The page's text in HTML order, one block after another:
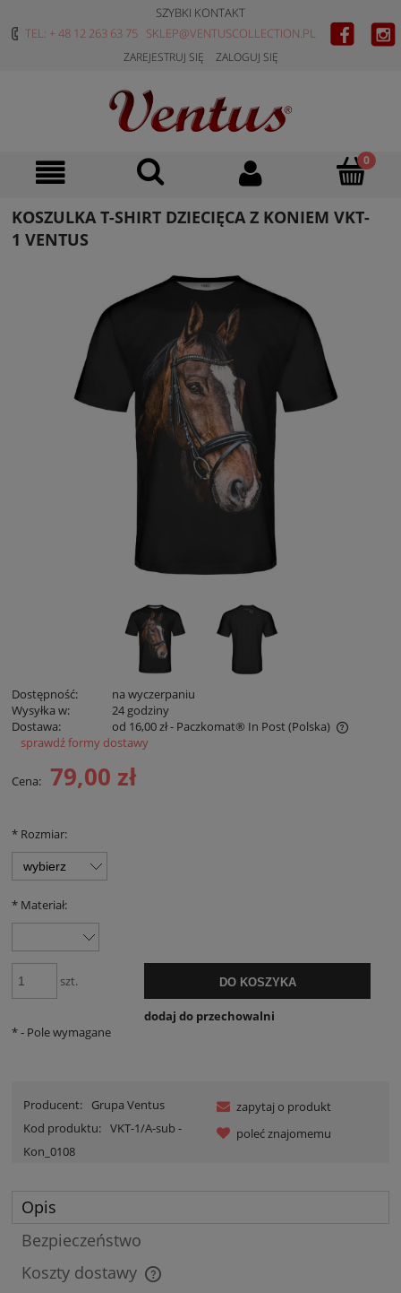
SZYBKI KONTAKT
TEL: + 48 12 263 63 75 SKLEP@VENTUSCOLLECTION.PL
ZAREJESTRUJ SIĘ ZALOGUJ SIĘ
KOSZULKA T-SHIRT DZIECIĘCA Z KONIEM VKT-
1 VENTUS
Dostępność:
na wyczerpaniu
Wysyłka w:
24 godziny
Dostawa:
od 16,00 zł- Paczkomat® In Post(Polska)
Cena nie zawiera ewentualnych kosztów płatności
sprawdź formy dostawy
Cena: 79,00 zł
* Rozmiar:
* Materiał:
szt. DO KOSZYKA
dodaj do przechowalni
*- Pole wymagane
Producent:
Grupa Ventus
Kod produktu: VKT-1/A-sub -
Kon_0108
zapytaj o produkt
poleć znajomemu
Opis
Bezpieczeństwo
Koszty dostawy
Cena nie zawiera ewentualnych kosztów płatności